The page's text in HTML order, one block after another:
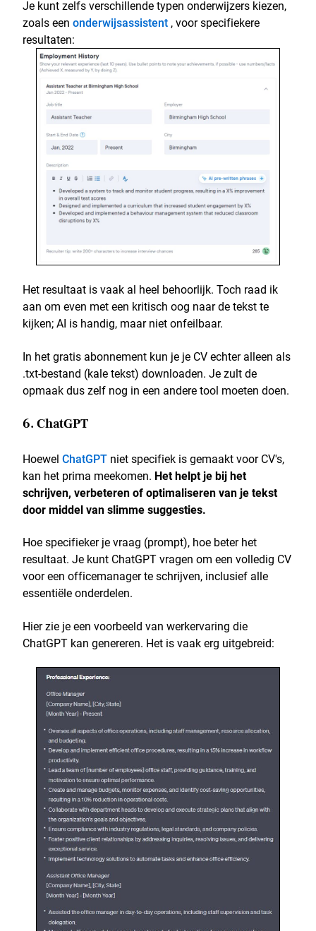
Je kunt zelfs verschillende typen onderwijzers kiezen,
zoals een onderwijsassistent , voor specifiekere
resultaten:
Het resultaat is vaak al heel behoorlijk. Toch raad ik
aan om even met een kritisch oog naar de tekst te
kijken; AI is handig, maar niet onfeilbaar.
In het gratis abonnement kun je je CV echter alleen als
.txt-bestand (kale tekst) downloaden. Je zult de
opmaak dus zelf nog in een andere tool moeten doen.
6. ChatGPT
Hoewel ChatGPT niet specifiek is gemaakt voor CV's,
kan het prima meekomen. Het helpt je bij het
schrijven, verbeteren of optimaliseren van je tekst
door middel van slimme suggesties.
Hoe specifieker je vraag (prompt), hoe beter het
resultaat. Je kunt ChatGPT vragen om een volledig CV
voor een officemanager te schrijven, inclusief alle
essentiële onderdelen.
Hier zie je een voorbeeld van werkervaring die
ChatGPT kan genereren. Het is vaak erg uitgebreid: